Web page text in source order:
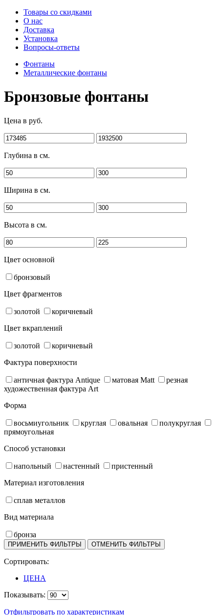
Товары со скидками
О нас
Доставка
Установка
Вопросы-ответы
Фонтаны
Металлические фонтаны
Бронзовые фонтаны
Цена в руб.
Глубина в см.
Ширина в см.
Высота в см.
Цвет основной
бронзовый
Цвет фрагментов
золотой
коричневый
Цвет вкраплений
золотой
коричневый
Фактура поверхности
античная фактура Antique матовая Matt
резная
художественная фактура Art
Форма
восьмиугольник круглая овальная
полукруглая
прямоугольная
Способ установки
напольный настенный
пристенный
Материал изготовления
сплав металлов
Вид материала
бронза
Сортировать:
ЦЕНА
Показывать:
Отфильтровать по характеристикам